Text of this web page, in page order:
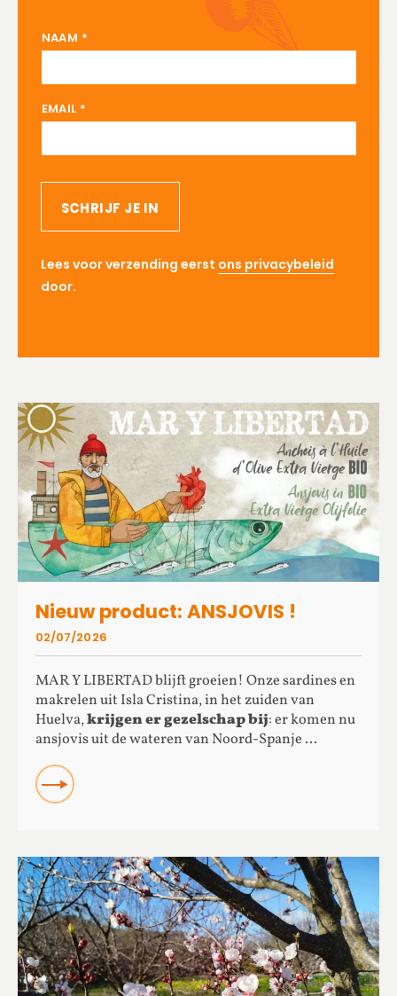
NAAM *
EMAIL *
SCHRIJF JE IN
Lees voor verzending eerst ons privacybeleid
door.
Nieuw product: ANSJOVIS !
MAR Y LIBERTAD blijft groeien! Onze sardines en
makrelen uit Isla Cristina, in het zuiden van
Huelva,krijgen er gezelschap bij: er komen nu
ansjovis uit de wateren van Noord-Spanje ...
READ
02/07/2026